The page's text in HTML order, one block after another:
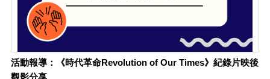
活動報導：《時代革命Revolution of Our Times》紀錄片映後